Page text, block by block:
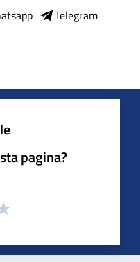
Telegram
pagina?